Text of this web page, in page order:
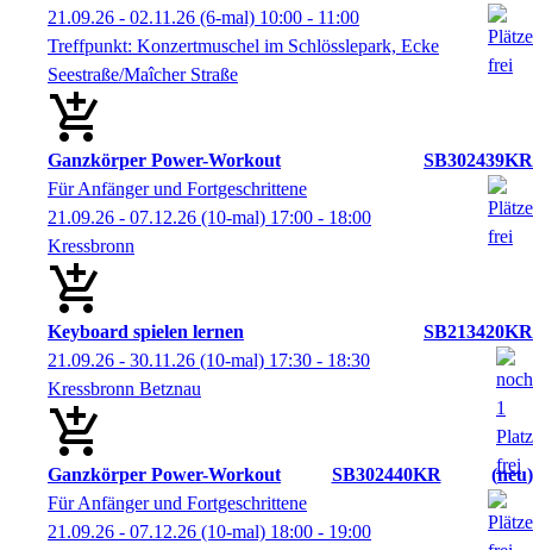
21.09.26 - 02.11.26 (6-mal) 10:00 - 11:00
Treffpunkt: Konzertmuschel im Schlösslepark, Ecke
Seestraße/Maîcher Straße
Ganzkörper Power-Workout
SB302439KR
Für Anfänger und Fortgeschrittene
21.09.26 - 07.12.26 (10-mal) 17:00 - 18:00
Kressbronn
Keyboard spielen lernen
SB213420KR
21.09.26 - 30.11.26 (10-mal) 17:30 - 18:30
Kressbronn Betznau
Ganzkörper Power-Workout SB302440KR
neu
Für Anfänger und Fortgeschrittene
21.09.26 - 07.12.26 (10-mal) 18:00 - 19:00